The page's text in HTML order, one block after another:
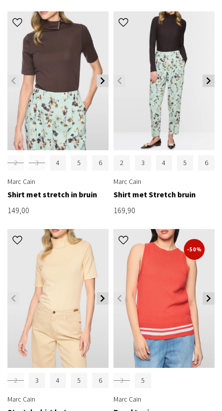
2 3 4 5 6
Marc Cain
Shirt met stretch in bruin
149,00
2 3 4 5 6
Marc Cain
Shirt met Stretch bruin
169,90
2 3 4 5 6
Marc Cain
-50%
3 5
Marc Cain